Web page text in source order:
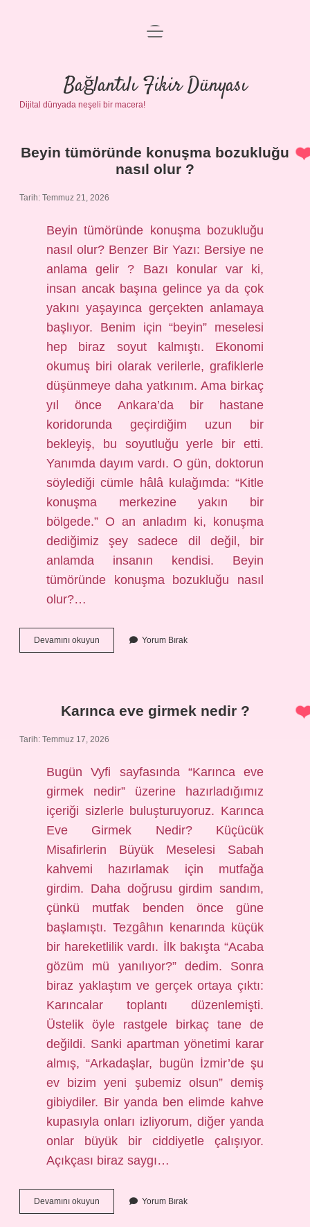
Anasayfa
Gizlilik Politikası
Yasal Uyarı
menüyü
Bağlantılı Fikir Dünyası
Dijital dünyada neşeli bir macera!
Bağlantılı
Fikir
Dünyası
Yazılar
Beyin tümöründe konuşma bozukluğu
nasıl olur ?
Tarih: Temmuz 21, 2026
Beyin tümöründe konuşma bozukluğu
nasıl olur? Benzer Bir Yazı: Bersiye ne
anlama gelir ? Bazı konular var ki,
insan ancak başına gelince ya da çok
yakını yaşayınca gerçekten anlamaya
başlıyor. Benim için “beyin” meselesi
hep biraz soyut kalmıştı. Ekonomi
okumuş biri olarak verilerle, grafiklerle
düşünmeye daha yatkınım. Ama birkaç
yıl önce Ankara’da bir hastane
koridorunda geçirdiğim uzun bir
bekleyiş, bu soyutluğu yerle bir etti.
Yanımda dayım vardı. O gün, doktorun
söylediği cümle hâlâ kulağımda: “Kitle
konuşma merkezine yakın bir
bölgede.” O an anladım ki, konuşma
dediğimiz şey sadece dil değil, bir
anlamda insanın kendisi. Beyin
tümöründe konuşma bozukluğu nasıl
olur?…
Devamını okuyun
tümöründe
?
Yorum Bırak
Karınca eve girmek nedir ?
Tarih: Temmuz 17, 2026
Bugün Vyfi sayfasında “Karınca eve
girmek nedir” üzerine hazırladığımız
içeriği sizlerle buluşturuyoruz. Karınca
Eve Girmek Nedir? Küçücük
Misafirlerin Büyük Meselesi Sabah
kahvemi hazırlamak için mutfağa
girdim. Daha doğrusu girdim sandım,
çünkü mutfak benden önce güne
başlamıştı. Tezgâhın kenarında küçük
bir hareketlilik vardı. İlk bakışta “Acaba
gözüm mü yanılıyor?” dedim. Sonra
biraz yaklaştım ve gerçek ortaya çıktı:
Karıncalar toplantı düzenlemişti.
Üstelik öyle rastgele birkaç tane de
değildi. Sanki apartman yönetimi karar
almış, “Arkadaşlar, bugün İzmir’de şu
ev bizim yeni şubemiz olsun” demiş
gibiydiler. Bir yanda ben elimde kahve
kupasıyla onları izliyorum, diğer yanda
onlar büyük bir ciddiyetle çalışıyor.
Açıkçası biraz saygı…
Devamını okuyun
eve
Yorum Bırak